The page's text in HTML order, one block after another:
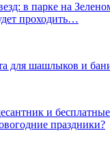
в парке на
проходить…
для шашлыков и
и
праздники?